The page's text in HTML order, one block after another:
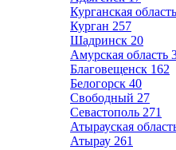
Курганская область
Курган 257
Шадринск 20
Амурская область
Благовещенск 162
Белогорск 40
Свободный 27
Севастополь 271
Атырауская
Атырау 261